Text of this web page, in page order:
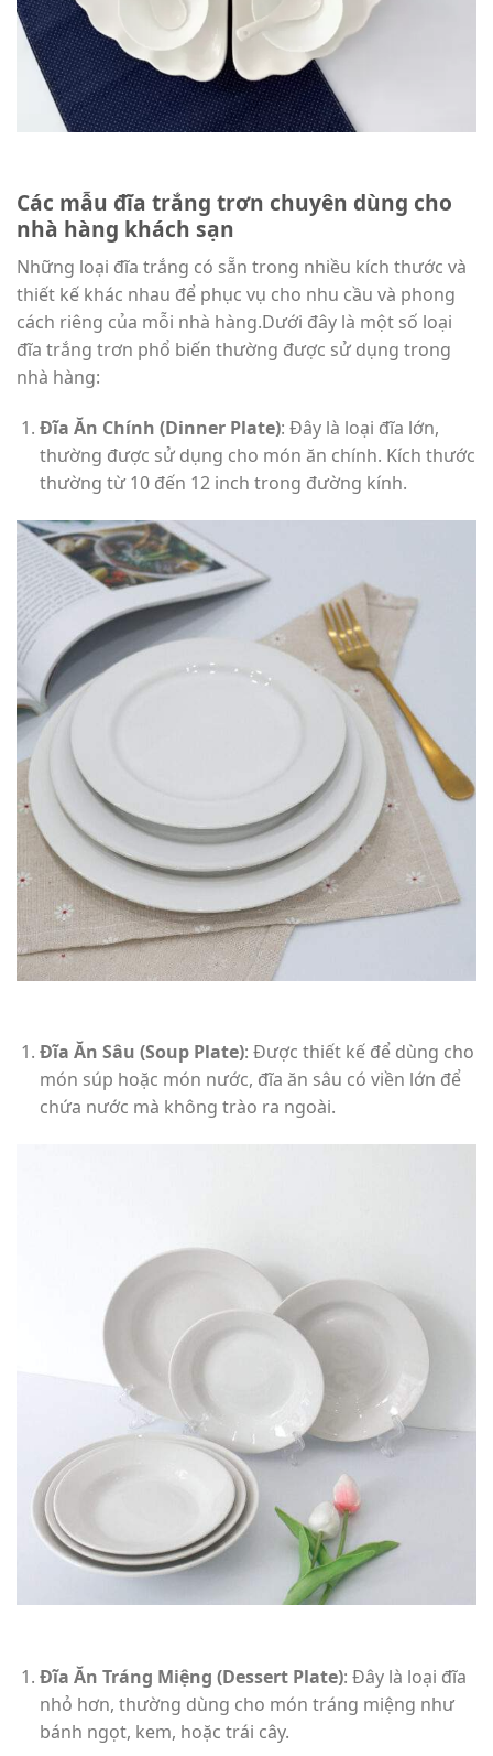
Các mẫu đĩa trắng trơn chuyên dùng cho
nhà hàng khách sạn
Những loại đĩa trắng có sẵn trong nhiều kích thước và
thiết kế khác nhau để phục vụ cho nhu cầu và phong
cách riêng của mỗi nhà hàng.Dưới đây là một số loại
đĩa trắng trơn phổ biến thường được sử dụng trong
nhà hàng:
Đĩa Ăn Chính (Dinner Plate): Đây là loại đĩa lớn,
thường được sử dụng cho món ăn chính. Kích thước
thường từ 10 đến 12 inch trong đường kính.
Đĩa Ăn Sâu (Soup Plate): Được thiết kế để dùng cho
món súp hoặc món nước, đĩa ăn sâu có viền lớn để
chứa nước mà không trào ra ngoài.
Đĩa Ăn Tráng Miệng (Dessert Plate): Đây là loại đĩa
nhỏ hơn, thường dùng cho món tráng miệng như
bánh ngọt, kem, hoặc trái cây.